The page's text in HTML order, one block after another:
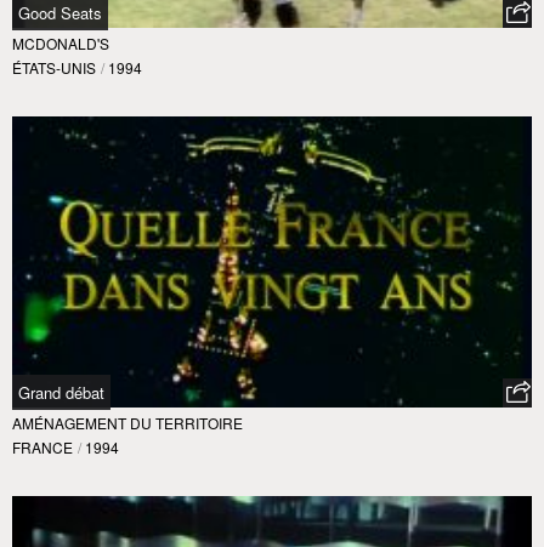
Good Seats
MCDONALD'S
ÉTATS-UNIS / 1994
Grand débat
AMÉNAGEMENT DU TERRITOIRE
FRANCE / 1994